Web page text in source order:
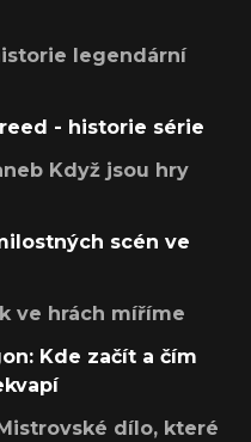
legendární
- historie série
Když jsou hry
scén ve
ve hrách míříme
Kde začít a čím
dílo, které